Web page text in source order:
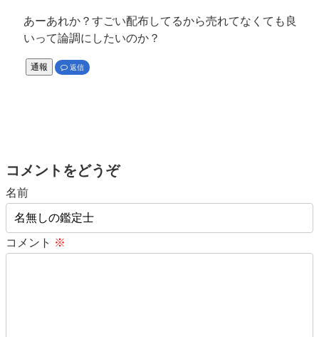
あーあれか？すごい配布してるから売れてなくても良
いって論調にしたいのか？
通報 返信
コメントをどうぞ
名前
コメント ※